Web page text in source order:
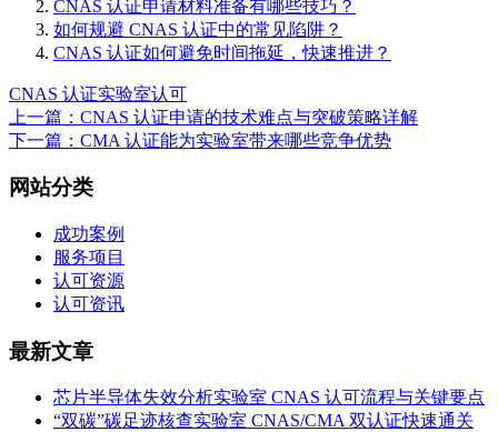
CNAS 认证申请材料准备有哪些技巧？
如何规避 CNAS 认证中的常见陷阱？
CNAS 认证如何避免时间拖延，快速推进？
CNAS 认证实验室认可
上一篇：CNAS 认证申请的技术难点与突破策略详解
下一篇：CMA 认证能为实验室带来哪些竞争优势
网站分类
成功案例
服务项目
认可资源
认可资讯
最新文章
芯片半导体失效分析实验室 CNAS 认可流程与关键要点
“双碳”碳足迹核查实验室 CNAS/CMA 双认证快速通关